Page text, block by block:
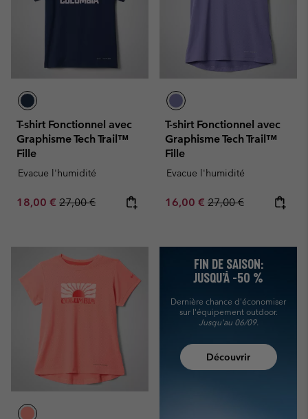
T-shirt Fonctionnel avec
Graphisme Tech Trail™
Fille
Evacue l'humidité
Sale price:
18,00 € Regular price:
27,00 €
T-shirt Fonctionnel avec
Graphisme Tech Trail™
Fille
Evacue l'humidité
Sale price:
16,00 € Regular price:
27,00 €
FIN DE SAISON:
JUSQU’À -50 %
Dernière chance d'économiser
sur l'équipement outdoor.
Jusqu'au 06/09.
Découvrir